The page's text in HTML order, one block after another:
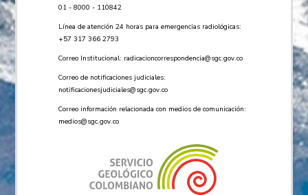
01 - 8000 - 110842
Línea de atención 24 horas para emergencias radiológicas:
+57 ​317 366 2793
Correo Institucional: radicacioncorrespondencia@sgc.gov.co
Correo de notificaciones judiciales:
notificacionesjudiciales@sgc.gov.co
Correo información relacionada con medios de comunicación:
medios@sgc.gov.co